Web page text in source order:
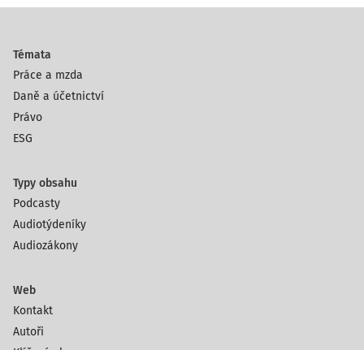
Témata
Práce a mzda
Daně a účetnictví
Právo
ESG
Typy obsahu
Podcasty
Audiotýdeníky
Audiozákony
Web
Kontakt
Autoři